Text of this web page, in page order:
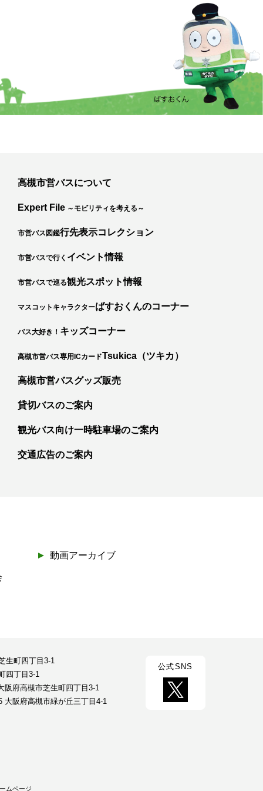
高槻市営バスについて
Expert File ～モビリティを考える～
市営バス図鑑行先表示コレクション
市営バスで行く イベント情報
市営バスで巡る観光スポット情報
マスコットキャラクターばすおくんのコーナー
バス大好き！ キッズコーナー
高槻市営バス専用ICカードTsukica（ツキカ）
高槻市営バスグッズ販売
貸切バスのご案内
観光バス向け一時駐車場のご案内
交通広告のご案内
動画アーカイブ
生町四丁目3-1
四丁目3-1
阪府高槻市芝生町四丁目3-1
大阪府高槻市緑が丘三丁目4-1
公式SNS
ムページ